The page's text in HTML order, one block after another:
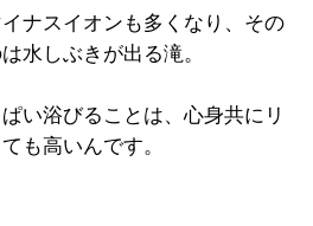
ナスイオンも多くなり、その
水しぶきが出る滝。
い浴びることは、心身共にリ
も高いんです。